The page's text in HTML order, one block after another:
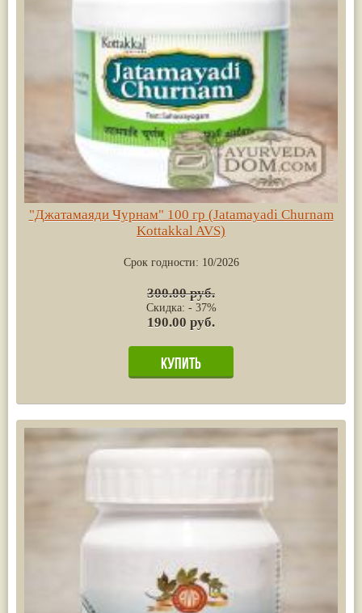
"Джатамаяди Чурнам" 100 гр (Jatamayadi Churnam
Kottakkal AVS)
Срок годности: 10/2026
300.00 руб.
Скидка: - 37%
190.00 руб.